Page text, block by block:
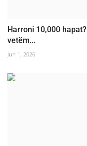
Harroni 10,000
vetëm...
Jun 1, 2026